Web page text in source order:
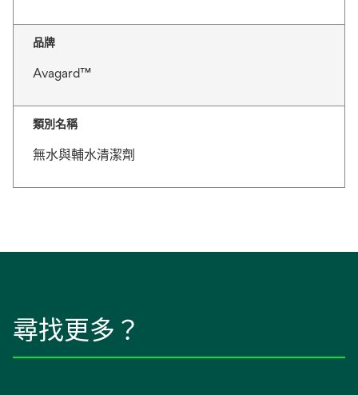
品牌
Avagard™
類別名稱
無水與輔水清潔劑
尋找更多？